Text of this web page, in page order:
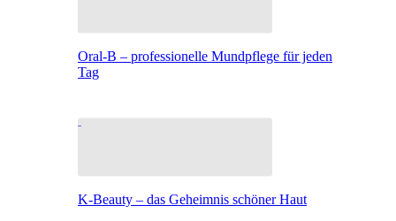
Oral-B – professionelle Mundpflege für jeden
Tag
K-Beauty – das Geheimnis schöner Haut